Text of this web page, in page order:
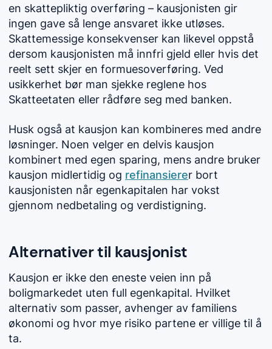
en skattepliktig overføring – kausjonisten gir
ingen gave så lenge ansvaret ikke utløses.
Skattemessige konsekvenser kan likevel oppstå
dersom kausjonisten må innfri gjeld eller hvis det
reelt sett skjer en formuesoverføring. Ved
usikkerhet bør man sjekke reglene hos
Skatteetaten eller rådføre seg med banken.
Husk også at kausjon kan kombineres med andre
løsninger. Noen velger en delvis kausjon
kombinert med egen sparing, mens andre bruker
kausjon midlertidig og refinansierer bort
kausjonisten når egenkapitalen har vokst
gjennom nedbetaling og verdistigning.
Alternativer til kausjonist
Kausjon er ikke den eneste veien inn på
boligmarkedet uten full egenkapital. Hvilket
alternativ som passer, avhenger av familiens
økonomi og hvor mye risiko partene er villige til å
ta.